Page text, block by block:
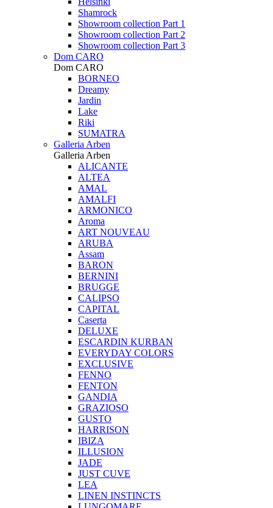
Shamrock
Showroom collection Part 1
Showroom collection Part 2
Showroom collection Part 3
Dom CARO
Dom CARO
BORNEO
Dreamy
Jardin
Lake
Riki
SUMATRA
Galleria Arben
Galleria Arben
ALICANTE
ALTEA
AMAL
AMALFI
ARMONICO
Aroma
ART NOUVEAU
ARUBA
Assam
BARON
BERNINI
BRUGGE
CALIPSO
CAPITAL
Caserta
DELUXE
ESCARDIN KURBAN
EVERYDAY COLORS
EXCLUSIVE
FENNO
FENTON
GANDIA
GRAZIOSO
GUSTO
HARRISON
IBIZA
ILLUSION
JADE
JUST CUVE
LEA
LINEN INSTINCTS